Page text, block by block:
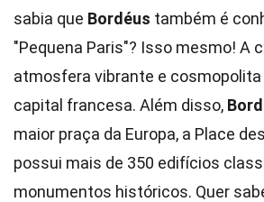
sabia que Bordéus também é
"Pequena Paris"? Isso mesmo! A
atmosfera vibrante e cosmopolita
capital francesa. Além disso,
maior praça da Europa, a Place
possui mais de 350 edifícios
monumentos históricos. Quer